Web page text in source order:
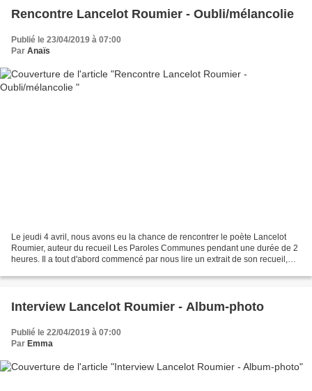
Rencontre Lancelot Roumier - Oubli/mélancolie
Publié le 23/04/2019 à 07:00
Par Anaïs
Le jeudi 4 avril, nous avons eu la chance de rencontrer le poète Lancelot
Roumier, auteur du recueil Les Paroles Communes pendant une durée de 2
heures. Il a tout d'abord commencé par nous lire un extrait de son recueil,
Interview Lancelot Roumier - Album-photo
Publié le 22/04/2019 à 07:00
Par Emma